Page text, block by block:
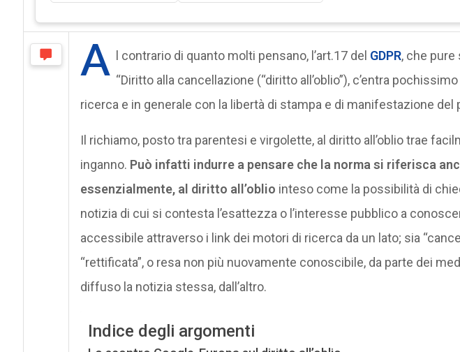
A l contrario di quanto molti pensano, l’art.17 del GDPR, che pure
“Diritto alla cancellazione (“diritto all’oblio”), c’entra
ricerca e in generale con la libertà di stampa e di manifestazione del
Il richiamo, posto tra parentesi e virgolette, al diritto all’oblio trae
inganno. Può infatti indurre a pensare che la norma si riferisca
essenzialmente, al diritto all’oblio inteso come la possibilità di
notizia di cui si contesta l’esattezza o l’interesse pubblico a
accessibile attraverso i link dei motori di ricerca da un lato; sia
“rettificata”, o resa non più nuovamente conoscibile, da parte dei
diffuso la notizia stessa, dall’altro.
Indice degli argomenti